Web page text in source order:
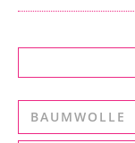
BAUMWOLLE